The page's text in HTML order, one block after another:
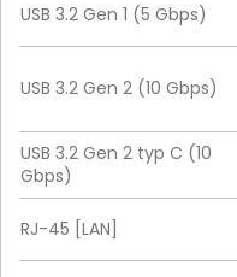
USB 3.2 Gen 1 (5 Gbps)
USB 3.2 Gen 2 (10 Gbps)
USB 3.2 Gen 2 typ C (10
Gbps)
RJ-45 [LAN]